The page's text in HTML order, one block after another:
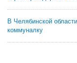
В Челябинской
коммуналку